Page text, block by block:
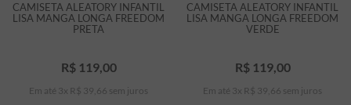
CAMISETA ALEATORY INFANTIL
LISA MANGA LONGA FREEDOM
PRETA
R$ 119,00
Em até 3 x R$ 39 66 sem juros
CAMISETA ALEATORY INFANTIL
LISA MANGA LONGA FREEDOM
VERDE
R$ 119,00
Em até 3 x R$ 39 66 sem juros